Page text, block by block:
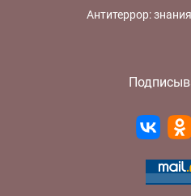
Антитеррор: